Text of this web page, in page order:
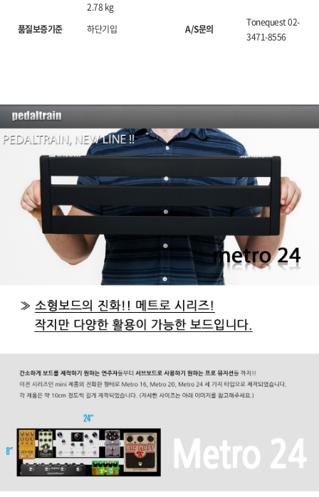
2.78 kg
품질보증기준 하단기입 A/S문의
Tonequest 02-
3471-8556